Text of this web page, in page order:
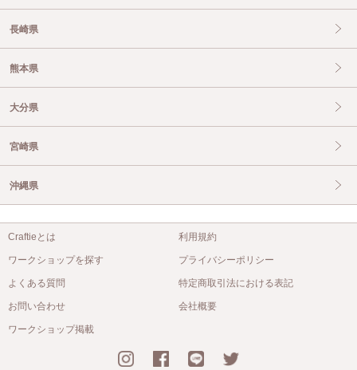
長崎県
熊本県
大分県
宮崎県
沖縄県
Craftieとは
ワークショップを探す
よくある質問
お問い合わせ
ワークショップ掲載
利用規約
プライバシーポリシー
特定商取引法における表記
会社概要